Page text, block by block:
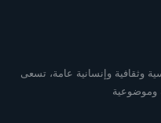
وثقافية وإنسانية عامة، تسعى
وموضوعية